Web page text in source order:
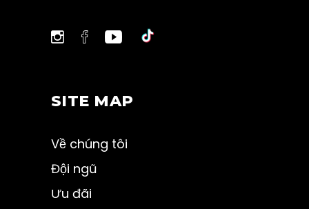
SITE MAP
Về chúng tôi
Đội ngũ
Ưu đãi